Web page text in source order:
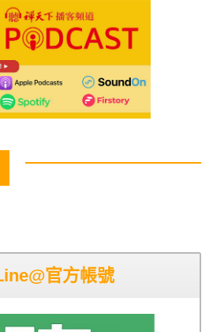
官方帳號